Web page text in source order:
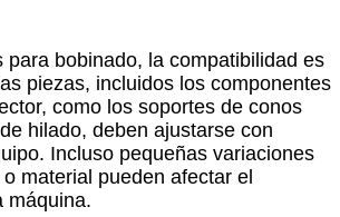
para bobinado, la compatibilidad es
piezas, incluidos los componentes
como los soportes de conos
hilado, deben ajustarse con
Incluso pequeñas variaciones
material pueden afectar el
máquina.